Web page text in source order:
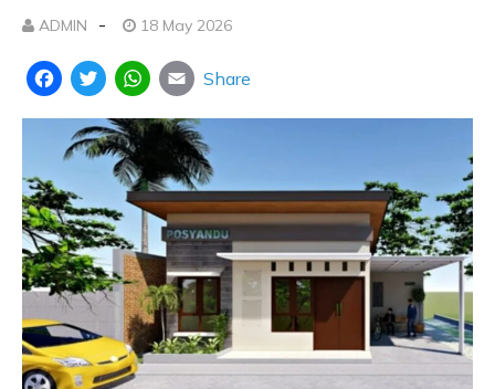
ADMIN - 18 May 2026
FacebookTwitterWhatsApp
Email
Share